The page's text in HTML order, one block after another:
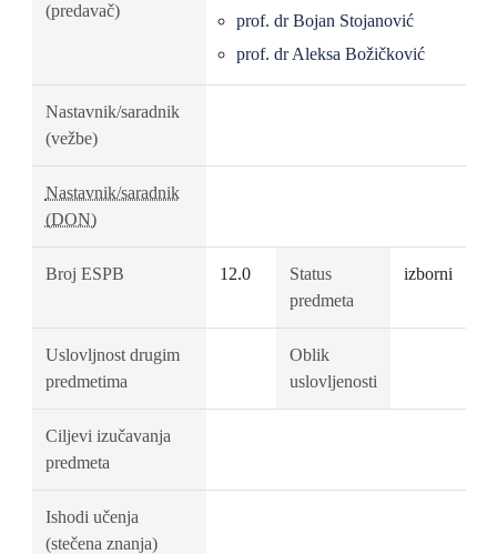
(predavač)
prof. dr Bojan Stojanović
prof. dr Aleksa Božičković
Nastavnik/saradnik
(vežbe)
Nastavnik/saradnik
(DON)
Broj ESPB 12.0
Status
predmeta
izborni
Uslovljnost drugim
predmetima
Oblik
uslovljenosti
Ciljevi izučavanja
predmeta
Ishodi učenja
(stečena znanja)